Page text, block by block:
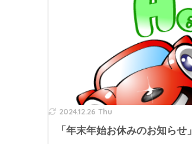
2024.12.26 Thu
「年末年始お休みのお知らせ」